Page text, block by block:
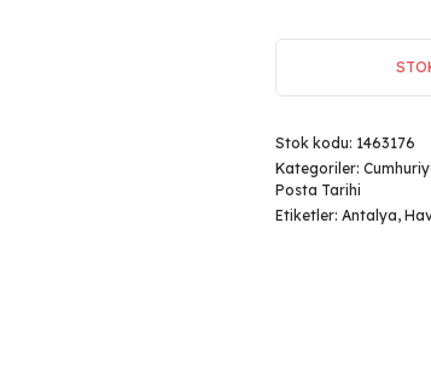
Stok kodu: 1463176
Kategoriler:
Posta Tarihi
Etiketler: Antalya,